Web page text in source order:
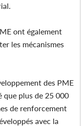
ont également
les mécanismes
des PME
que plus de 25 000
de renforcement
avec la